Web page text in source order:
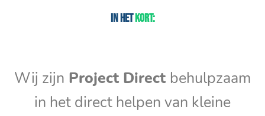
In hetkort:
Wij zijn Project Direct behulpzaam
in het direct helpen van kleine